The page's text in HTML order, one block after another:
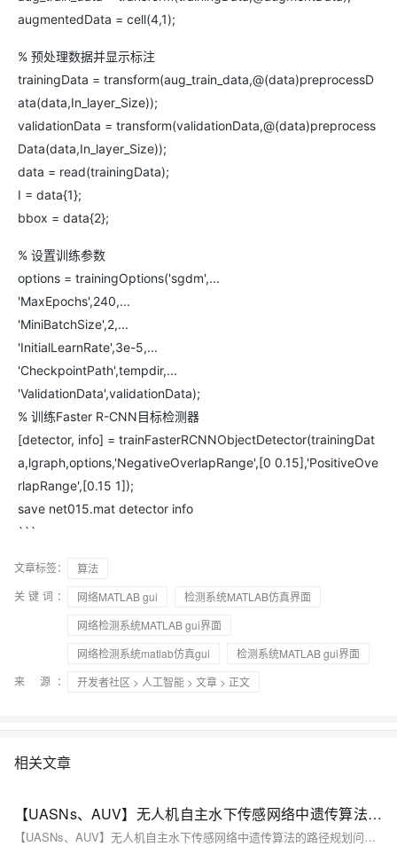
augmentedData = cell(4,1);
% 预处理数据并显示标注
trainingData = transform(aug_train_data,@(data)preprocessD
ata(data,In_layer_Size));
validationData = transform(validationData,@(data)preprocess
Data(data,In_layer_Size));
data = read(trainingData);
I = data{1};
bbox = data{2};
% 设置训练参数
options = trainingOptions('sgdm',...
'MaxEpochs',240,...
'MiniBatchSize',2,...
'InitialLearnRate',3e-5,...
'CheckpointPath',tempdir,...
'ValidationData',validationData);
% 训练Faster R-CNN目标检测器
[detector, info] = trainFasterRCNNObjectDetector(trainingDat
a,lgraph,options,'NegativeOverlapRange',[0 0.15],'PositiveOve
rlapRange',[0.15 1]);
save net015.mat detector info
```
文章标签：
算法
关键词：
网络MATLAB gui
检测系统MATLAB仿真界面
网络检测系统MATLAB gui界面
网络检测系统matlab仿真gui
检测系统MATLAB gui界面
来 源：
开发者社区 > 人工智能 > 文章 > 正文
相关文章
【UASNs、AUV】无人机自主水下传感网络中遗传算法的路径规划问题研究（Matlab代码实现）
【UASNs、AUV】无人机自主水下传感网络中遗传算法的路径规划问题研究（Matlab代码实现）